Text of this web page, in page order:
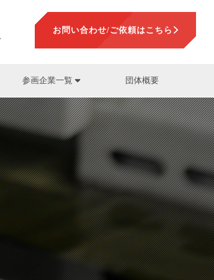
お問い合わせ/ご依頼はこちら
要素技術一覧
一押しスタッフ一覧
参画企業一覧
参画企業一覧
団体概要